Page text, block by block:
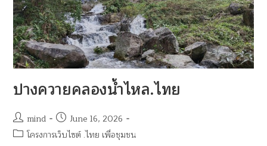
ปางควายคลองน้ำไหล.ไทย
mind
June 16, 2026
โครงการเว็บไซต์ .ไทย เพื่อชุมชน